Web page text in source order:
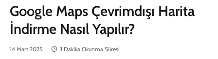
Google Maps Çevrimdışı Harita
İndirme Nasıl Yapılır?
14 Mart 2025 3 Dakika Okunma Süresi